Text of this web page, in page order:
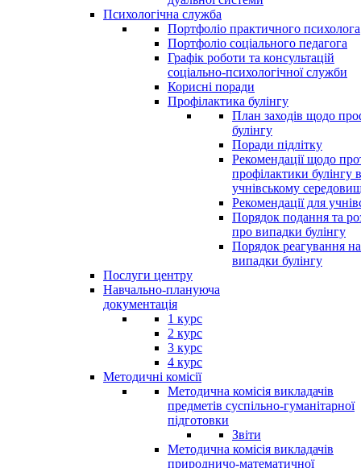
Психологічна служба
Портфоліо практичного психолога
Портфоліо соціального педагога
Графік роботи та консультацій
соціально-психологічної служби
Корисні поради
Профілактика булінгу
План заходів щодо
булінгу
Поради підлітку
Рекомендації щодо
профілактики булінгу в
учнівському
Рекомендації для
Порядок подання та
про випадки булінгу
Порядок реагування
випадки булінгу
Послуги центру
Навчально-плануюча
документація
1 курс
2 курс
3 курс
4 курс
Методичні комісії
Методична комісія викладачів
предметів суспільно-гуманітарної
підготовки
Звіти
Методична комісія викладачів
природничо-математичної